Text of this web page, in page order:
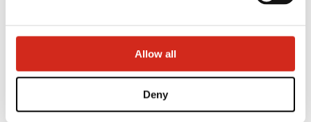
Allow all
Deny
Bauunternehmer
Meisterakademie
Praktische Ausbildung